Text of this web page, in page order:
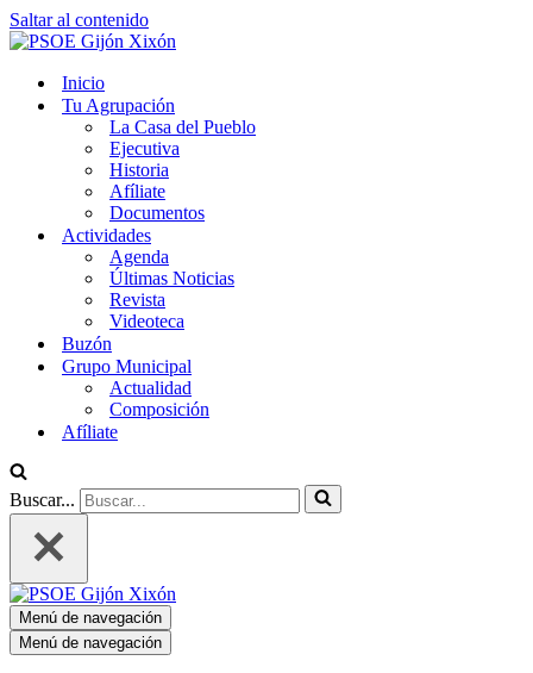
Saltar al contenido
Inicio
Tu Agrupación
La Casa del Pueblo
Ejecutiva
Historia
Afíliate
Documentos
Actividades
Agenda
Últimas Noticias
Revista
Videoteca
Buzón
Grupo Municipal
Actualidad
Composición
Afíliate
Buscar...
Menú de navegación
Menú de navegación